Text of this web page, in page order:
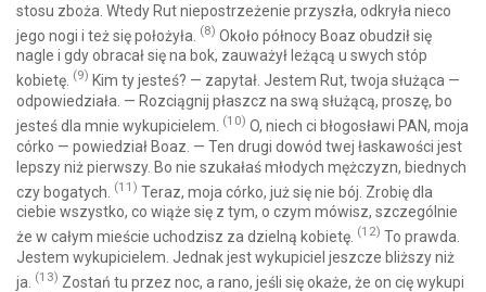
stosu zboża. Wtedy Rut niepostrzeżenie przyszła, odkryła nieco
jego nogi i też się położyła. (8) Około północy Boaz obudził się
nagle i gdy obracał się na bok, zauważył leżącą u swych stóp
kobietę. (9) Kim ty jesteś? — zapytał. Jestem Rut, twoja służąca —
odpowiedziała. — Rozciągnij płaszcz na swą służącą, proszę, bo
jesteś dla mnie wykupicielem. (10) O, niech ci błogosławi PAN, moja
córko — powiedział Boaz. — Ten drugi dowód twej łaskawości jest
lepszy niż pierwszy. Bo nie szukałaś młodych mężczyzn, biednych
czy bogatych. (11) Teraz, moja córko, już się nie bój. Zrobię dla
ciebie wszystko, co wiąże się z tym, o czym mówisz, szczególnie
że w całym mieście uchodzisz za dzielną kobietę. (12) To prawda.
Jestem wykupicielem. Jednak jest wykupiciel jeszcze bliższy niż
ja. (13) Zostań tu przez noc, a rano, jeśli się okaże, że on cię wykupi